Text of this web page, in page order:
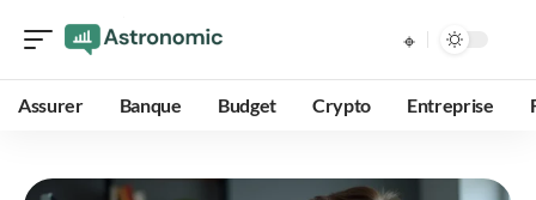
Assurer Banque Budget Crypto Entreprise